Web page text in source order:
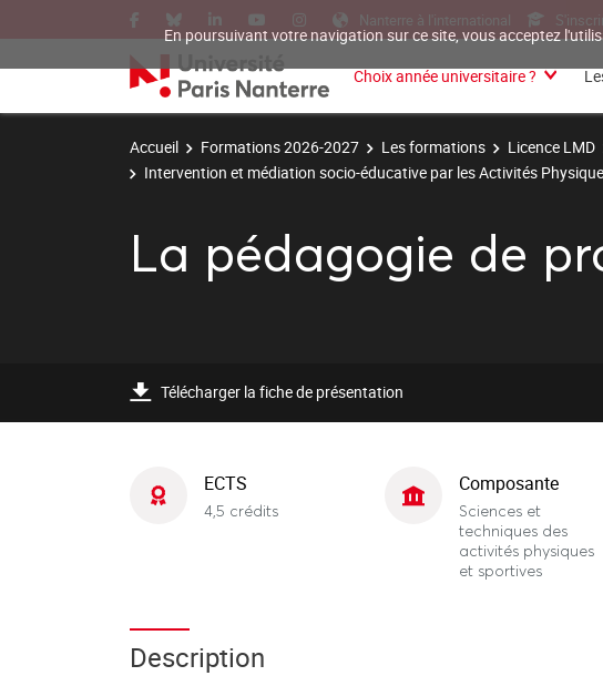
En poursuivant votre navigation sur ce site, vous acceptez
Nanterre à l'international
Choix année universitaire ?
Accueil Formations 2026-2027 Les formations Licence LMD
Intervention et médiation socio-éducative par les Activités
La pédagogie de
Télécharger la fiche de présentation
ECTS
4,5 crédits
Composante
Sciences et
techniques des
activités physiques
et sportives
Description